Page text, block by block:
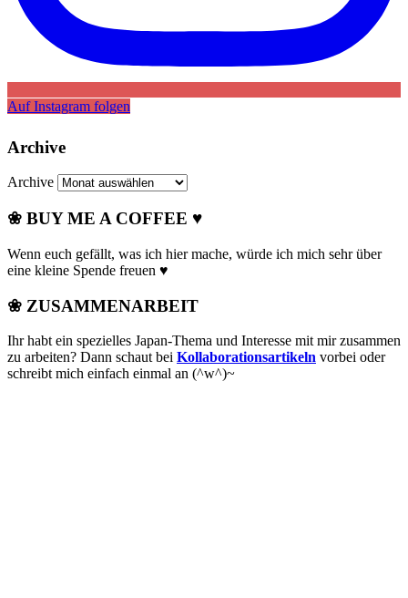
Auf Instagram folgen
Archive
Archive
❀ BUY ME A COFFEE ♥
Wenn euch gefällt, was ich hier mache, würde ich mich sehr über
eine kleine Spende freuen ♥
❀ ZUSAMMENARBEIT
Ihr habt ein spezielles Japan-Thema und Interesse mit mir zusammen
zu arbeiten? Dann schaut bei Kollaborationsartikeln vorbei oder
schreibt mich einfach einmal an (^w^)~